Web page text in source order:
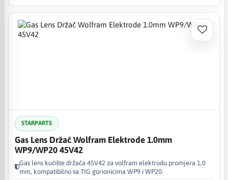
STARPARTS
Gas Lens Držač Wolfram Elektrode 1.0mm
WP9/WP20 45V42
Gas lens kućište držača 45V42 za volfram elektrodu promjera 1,0
mm, kompatibilno sa TIG gorionicima WP9 i WP20.